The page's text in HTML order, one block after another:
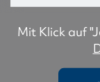
Mit Klick auf